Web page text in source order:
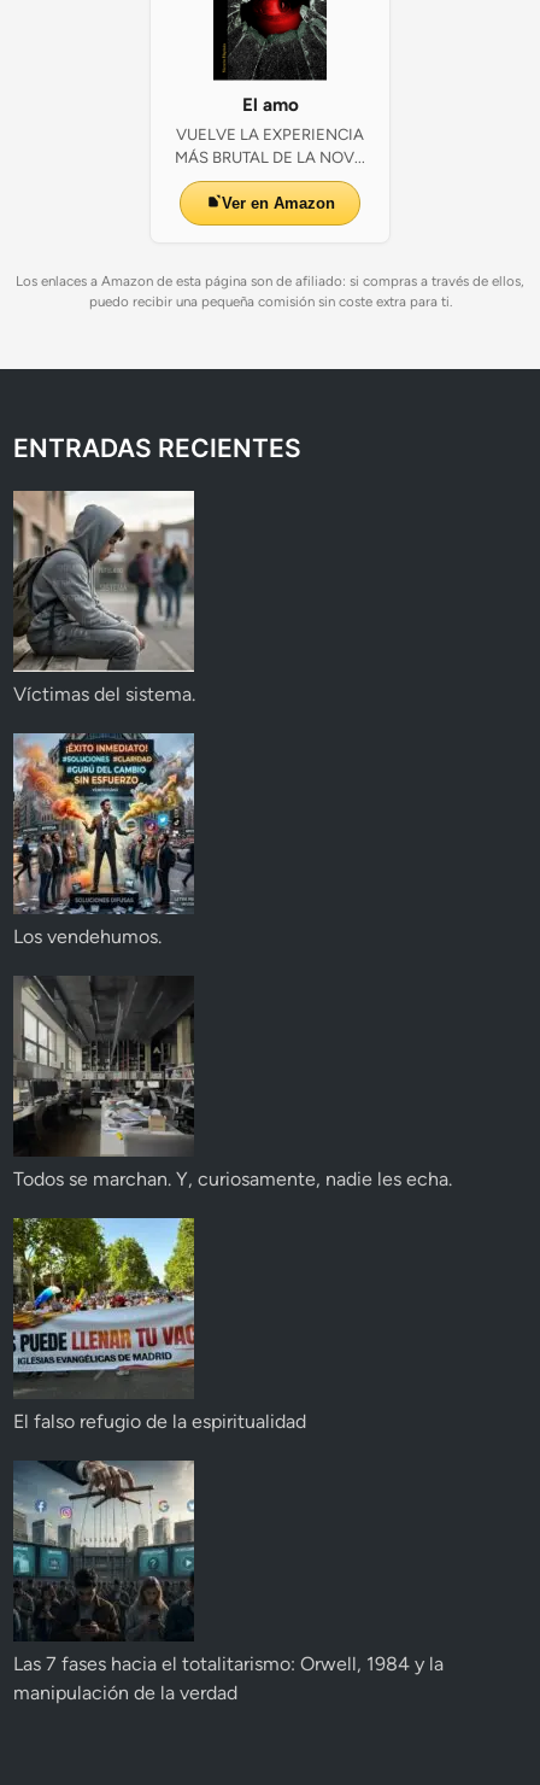
El amo
VUELVE LA EXPERIENCIA
MÁS BRUTAL DE LA NOV...
Ver en Amazon
Los enlaces a Amazon de esta página son de afiliado: si compras a través de ellos,
puedo recibir una pequeña comisión sin coste extra para ti.
ENTRADAS RECIENTES
Víctimas del sistema.
Los vendehumos.
Todos se marchan. Y, curiosamente, nadie les echa.
El falso refugio de la espiritualidad
Las 7 fases hacia el totalitarismo: Orwell, 1984 y la
manipulación de la verdad